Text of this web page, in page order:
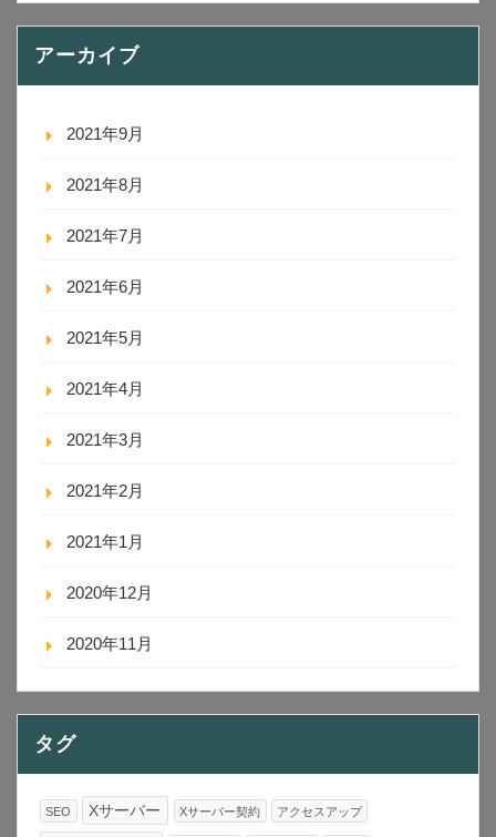
アーカイブ
2021年9月
2021年8月
2021年7月
2021年6月
2021年5月
2021年4月
2021年3月
2021年2月
2021年1月
2020年12月
2020年11月
タグ
SEO Xサーバー Xサーバー契約 アクセスアップ